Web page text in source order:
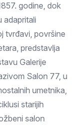
godine, dok
adapritali
tvrđavi, površine
predstavlja
Galerije
Salon 77, u
umetnika,
starijih
salon